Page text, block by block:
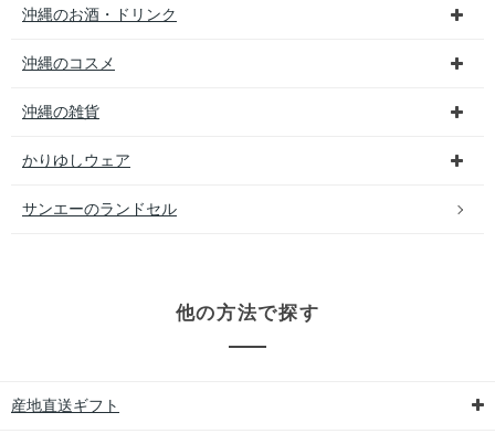
沖縄のお酒・ドリンク
沖縄のコスメ
沖縄の雑貨
かりゆしウェア
サンエーのランドセル
他の方法で探す
産地直送ギフト